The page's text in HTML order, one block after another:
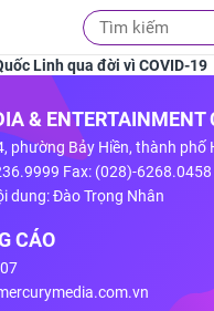
Linh qua đời vì COVID-19
& ENTERTAINMENT
phường Bảy Hiền, thành phố
Fax: (028)-6268.0458
dung: Đào Trọng Nhân
CÁO